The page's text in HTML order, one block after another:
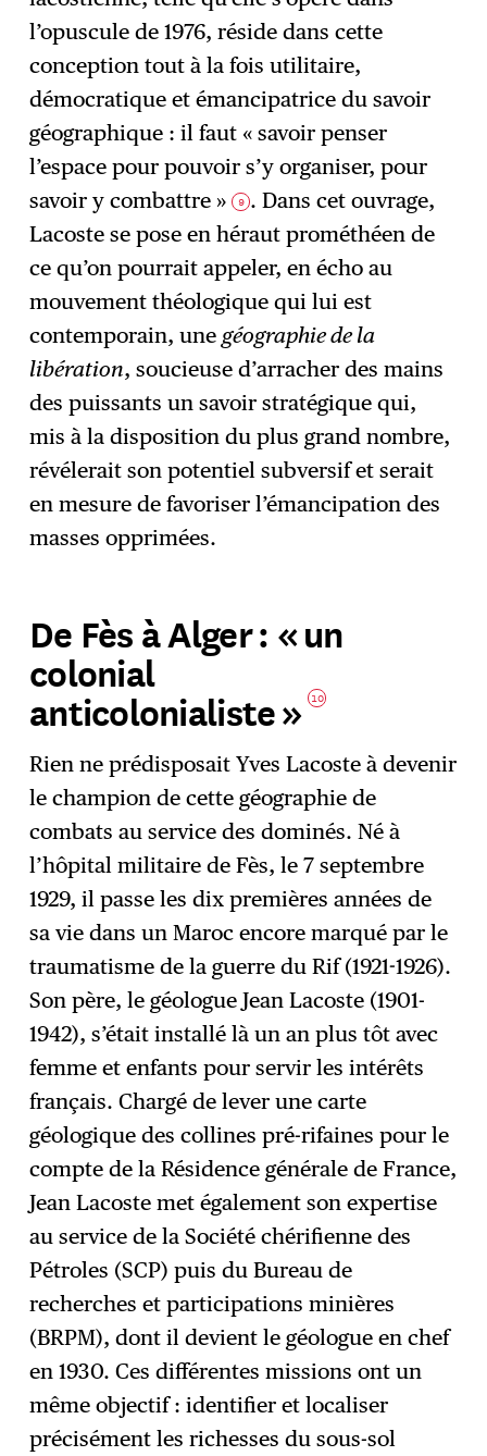
l’opuscule de 1976, réside dans cette
conception tout à la fois utilitaire,
démocratique et émancipatrice du savoir
géographique : il faut « savoir penser
l’espace pour pouvoir s’y organiser, pour
savoir y combattre » 9 . Dans cet ouvrage,
Lacoste se pose en héraut prométhéen de
ce qu’on pourrait appeler, en écho au
mouvement théologique qui lui est
contemporain, une géographie de la
libération, soucieuse d’arracher des mains
des puissants un savoir stratégique qui,
mis à la disposition du plus grand nombre,
révélerait son potentiel subversif et serait
en mesure de favoriser l’émancipation des
masses opprimées.
De Fès à Alger : « un
colonial
anticolonialiste »10
Rien ne prédisposait Yves Lacoste à devenir
le champion de cette géographie de
combats au service des dominés. Né à
l’hôpital militaire de Fès, le 7 septembre
1929, il passe les dix premières années de
sa vie dans un Maroc encore marqué par le
traumatisme de la guerre du Rif (1921-1926).
Son père, le géologue Jean Lacoste (1901-
1942), s’était installé là un an plus tôt avec
femme et enfants pour servir les intérêts
français. Chargé de lever une carte
géologique des collines pré-rifaines pour le
compte de la Résidence générale de France,
Jean Lacoste met également son expertise
au service de la Société chérifienne des
Pétroles (SCP) puis du Bureau de
recherches et participations minières
(BRPM), dont il devient le géologue en chef
en 1930. Ces différentes missions ont un
même objectif : identifier et localiser
précisément les richesses du sous-sol